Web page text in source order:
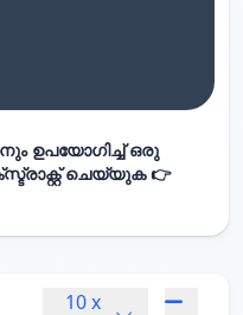
ഉപയോഗിച്ച് ഒരു
ചെയ്യുക 👉
10 x